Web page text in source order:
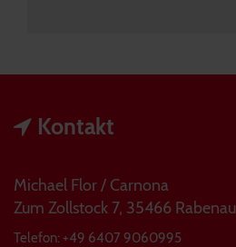
Kontakt
Michael Flor / Carnona
Zum Zollstock 7, 35466 Rabenau
Telefon: +49 6407 9060995